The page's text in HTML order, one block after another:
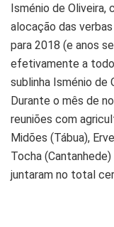
Isménio de Oliveira,
alocação das
para 2018 (e anos
efetivamente a
sublinha Isménio de
Durante o mês de
reuniões com
Midões (Tábua),
Tocha
juntaram no total